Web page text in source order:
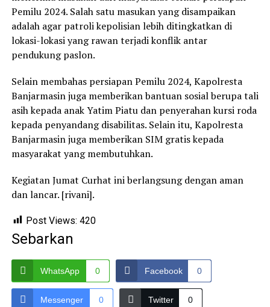
Pemilu 2024. Salah satu masukan yang disampaikan
adalah agar patroli kepolisian lebih ditingkatkan di
lokasi-lokasi yang rawan terjadi konflik antar
pendukung paslon.
Selain membahas persiapan Pemilu 2024, Kapolresta
Banjarmasin juga memberikan bantuan sosial berupa tali
asih kepada anak Yatim Piatu dan penyerahan kursi roda
kepada penyandang disabilitas. Selain itu, Kapolresta
Banjarmasin juga memberikan SIM gratis kepada
masyarakat yang membutuhkan.
Kegiatan Jumat Curhat ini berlangsung dengan aman
dan lancar. [rivani].
Post Views: 420
Sebarkan
WhatsApp 0 Facebook 0
Messenger 0 Twitter 0